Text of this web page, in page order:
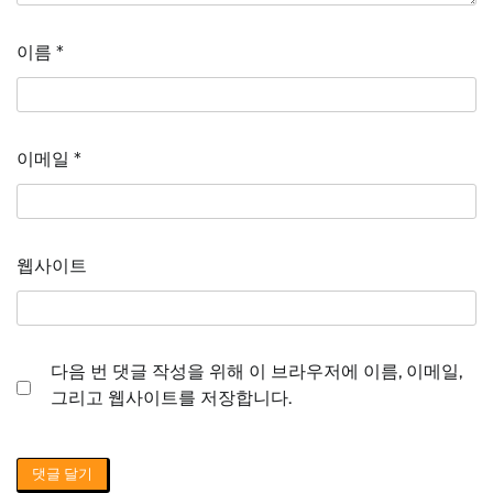
이름 *
이메일 *
웹사이트
다음 번 댓글 작성을 위해 이 브라우저에 이름, 이메일,
그리고 웹사이트를 저장합니다.